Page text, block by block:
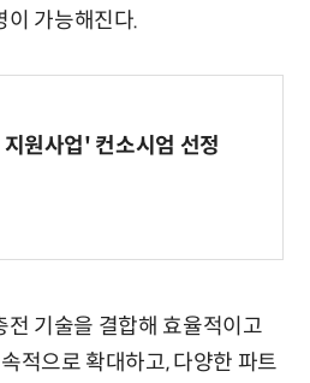
이 가능해진다.
원사업' 컨소시엄 선정
전 기술을 결합해 효율적이고
적으로 확대하고, 다양한 파트